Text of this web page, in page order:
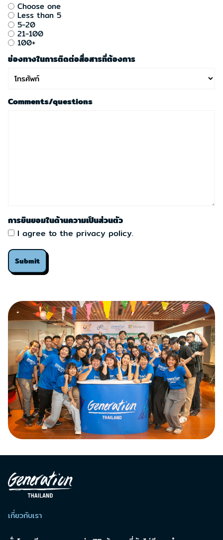
Choose one
Less than 5
5-20
21-100
100+
ช่องทางในการติดต่อสื่อสารที่ต้องการ
Comments/questions
การยินยอมในด้านความเป็นส่วนตัว
I agree to the privacy policy.
เกี่ยวกับเรา